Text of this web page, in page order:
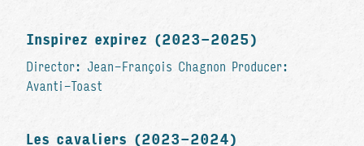
Inspirez expirez (2023-2025)
Director: Jean-François Chagnon Producer:
Avanti-Toast
Les cavaliers (2023-2024)